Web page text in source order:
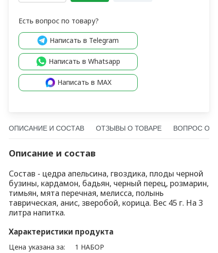
Есть вопрос по товару?
Написать в Telegram
Написать в Whatsapp
Написать в MAX
ОПИСАНИЕ И СОСТАВ ОТЗЫВЫ О ТОВАРЕ ВОПРОС О
Описание и состав
Состав - цедра апельсина, гвоздика, плоды черной
бузины, кардамон, бадьян, черный перец, розмарин,
тимьян, мята перечная, мелисса, полынь
таврическая, анис, зверобой, корица. Вес 45 г. На 3
литра напитка.
Характеристики продукта
Цена указана за: 1 НАБОР